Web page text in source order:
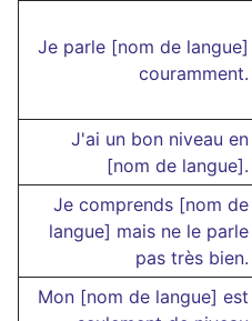
Je parle [nom de langue]
couramment.
J'ai un bon niveau en
[nom de langue].
Je comprends [nom de
langue] mais ne le parle
pas très bien.
Mon [nom de langue] est